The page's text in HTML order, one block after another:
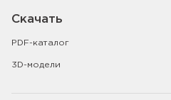
Скачать
PDF-каталог
3D-модели